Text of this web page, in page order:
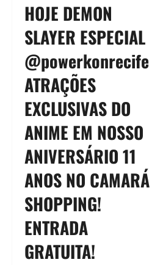
HOJE DEMON
SLAYER ESPECIAL
@powerkonrecife
ATRAÇÕES
EXCLUSIVAS DO
ANIME EM NOSSO
ANIVERSÁRIO 11
ANOS NO CAMARÁ
SHOPPING!
ENTRADA
GRATUITA!